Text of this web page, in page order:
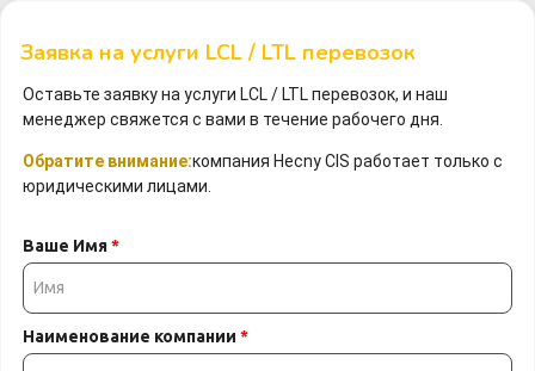
Заявка на услуги LCL / LTL перевозок
Оставьте заявку на услуги LCL / LTL перевозок, и наш
менеджер свяжется с вами в течение рабочего дня.
Обратите внимание:компания Hecny CIS работает только с
юридическими лицами.
Ваше Имя*
Наименование компании *